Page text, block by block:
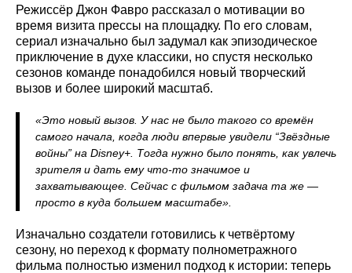
Режиссёр Джон Фавро рассказал о мотивации во
время визита прессы на площадку. По его словам,
сериал изначально был задумал как эпизодическое
приключение в духе классики, но спустя несколько
сезонов команде понадобился новый творческий
вызов и более широкий масштаб.
«Это новый вызов. У нас не было такого со времён
самого начала, когда люди впервые увидели “Звёздные
войны” на Disney+. Тогда нужно было понять, как увлечь
зрителя и дать ему что-то значимое и
захватывающее. Сейчас с фильмом задача та же —
просто в куда большем масштабе».
Изначально создатели готовились к четвёртому
сезону, но переход к формату полнометражного
фильма полностью изменил подход к истории: теперь